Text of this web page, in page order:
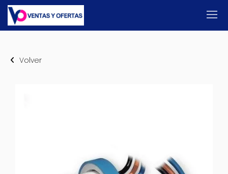
Volver